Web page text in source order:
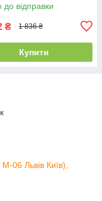
до відправки
₴ 1 836 ₴
Купити
06 Львів Київ),